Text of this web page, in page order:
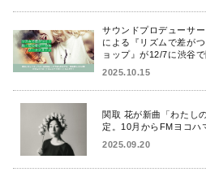
サウンドプロデューサ
による『リズムで差が
ョップ』が12/7に渋谷で
2025.10.15
関取 花が新曲「わたし
定。10月からFMヨコハ
2025.09.20